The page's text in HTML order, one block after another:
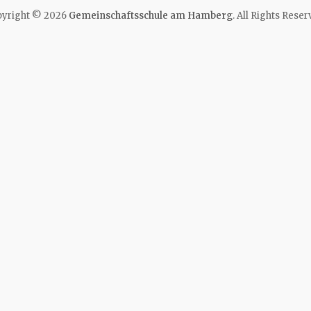
© 2026 Gemeinschaftsschule am Hamberg. All Rights